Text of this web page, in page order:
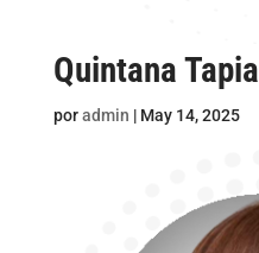
Quintana
poradmin | May 14, 2025